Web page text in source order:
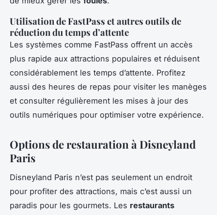
Utilisation de FastPass et autres outils de
réduction du temps d’attente
Les systèmes comme FastPass offrent un accès
plus rapide aux attractions populaires et réduisent
considérablement les temps d’attente. Profitez
aussi des heures de repas pour visiter les manèges
et consulter régulièrement les mises à jour des
outils numériques pour optimiser votre expérience.
Options de restauration à Disneyland
Paris
Disneyland Paris n’est pas seulement un endroit
pour profiter des attractions, mais c’est aussi un
paradis pour les gourmets. Les restaurants